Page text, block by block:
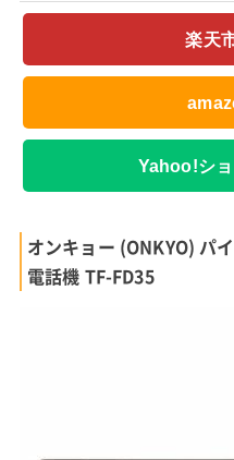
楽天
Yahoo!シ
オンキョー (ONKYO) パ
電話機 TF-FD35